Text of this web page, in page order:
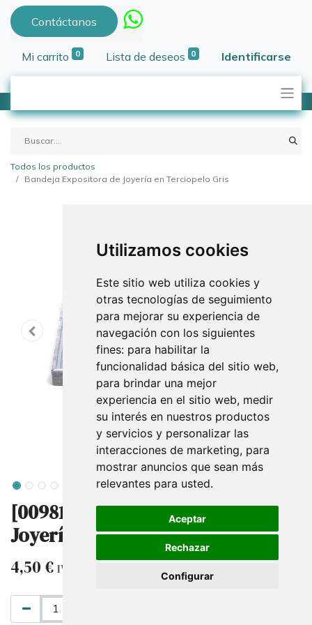
Utilizamos cookies
Este sitio web utiliza cookies y
otras tecnologías de seguimiento
para mejorar su experiencia de
navegación con los siguientes
fines: para habilitar la
funcionalidad básica del sitio web,
para brindar una mejor
experiencia en el sitio web, medir
su interés en nuestros productos
y servicios y personalizar las
interacciones de marketing, para
mostrar anuncios que sean más
relevantes para usted.
Aceptar
Rechazar
Configurar
Contáctanos
Mi carrito 0 Lista de deseos 0 Identificarse
Todos los productos
Bandeja Expositora de Joyería en Terciopelo Gris
[009819] Bandeja Expositora de
Joyería en Terciopelo Gris
4,50€ IVA excluido